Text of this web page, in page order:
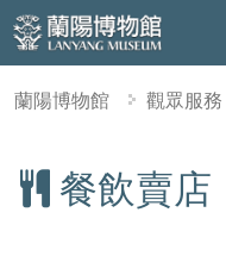
蘭陽博物館 觀眾服務
餐飲賣店